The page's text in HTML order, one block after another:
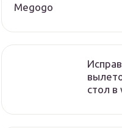
Megogo
стол в